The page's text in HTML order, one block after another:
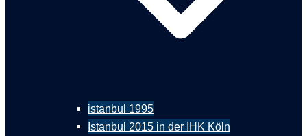
istanbul 1995
Istanbul 2015 in der IHK Köln